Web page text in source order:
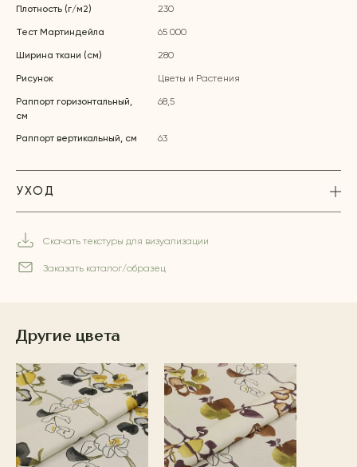
Плотность (г/м2) 230
Тест Мартиндейла 65 000
Ширина ткани (см) 280
Рисунок Цветы и Растения
Раппорт горизонтальный,
см
68,5
Раппорт вертикальный, см 63
УХОД
Скачать текстуры для визуализации
Заказать каталог/образец
Другие цвета